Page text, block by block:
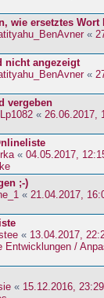
wie ersetztes Wort
«
nicht angezeigt
«
vergeben
« 26.06.2017,
« 04.05.2017,
;-)
« 21.04.2017,
« 13.04.2017,
Entwicklungen /
« 15.12.2016, 23:29